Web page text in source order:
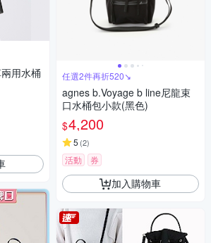
用水桶
任選2件再折520↘
agnes b.Voyage b line尼龍束
口水桶包小款(黑色)
$4,200
5 (2)
活動 券
加入購物車